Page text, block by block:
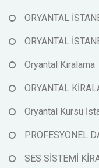
ORYANTAL
ORYANTAL
Oryantal Kiralama
ORYANTAL
Oryantal Kursu
PROFESYONEL
SES SİSTEMİ